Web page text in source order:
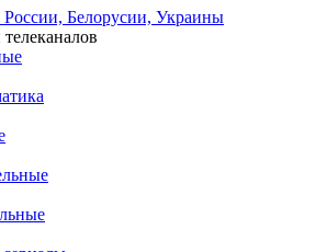
Белорусии, Украины